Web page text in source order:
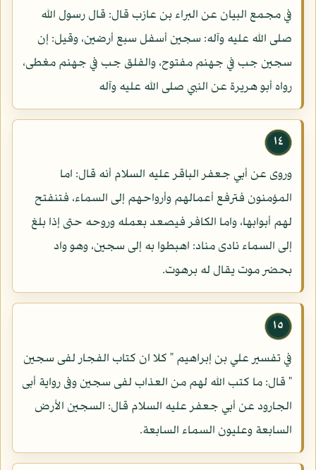
في مجمع البيان عن البراء بن عازب قال: قال رسول الله
صلى الله عليه وآله: سجين أسفل سبع أرضين، وقيل: إن
سجين جب في جهنم مفتوح، والفلق جب في جهنم مغطى،
رواه أبو هريرة عن النبي صلى الله عليه وآله
١٤
وروى عن أبي جعفر الباقر عليه السلام أنه قال: اما
المؤمنون فترفع أعمالهم وأرواحهم إلى السماء، فتنفتح
لهم أبوابها، واما الكافر فيصعد بعمله وروحه حتى إذا بلغ
إلى السماء نادى مناد: اهبطوا به إلى سجين، وهو واد
بحضر موت يقال له برهوت.
١٥
في تفسير علي بن إبراهيم " كلا ان كتاب الفجار لفى سجين
" قال: ما كتب الله لهم من العذاب لفى سجين وفى رواية أبى
الجارود عن أبي جعفر عليه السلام قال: السجين الأرض
السابعة وعليون السماء السابعة.